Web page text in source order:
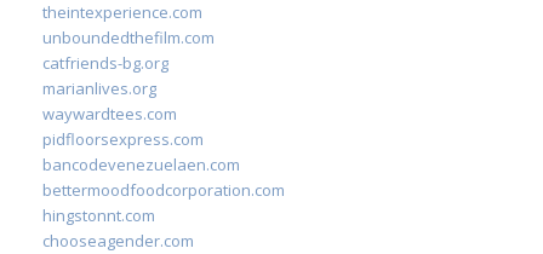
theintexperience.com
unboundedthefilm.com
catfriends-bg.org
marianlives.org
waywardtees.com
pidfloorsexpress.com
bancodevenezuelaen.com
bettermoodfoodcorporation.com
hingstonnt.com
chooseagender.com